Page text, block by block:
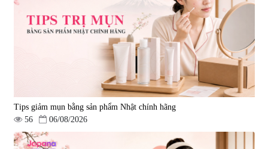
Tips giảm mụn bằng sản phẩm Nhật chính hãng
56
06/08/2026